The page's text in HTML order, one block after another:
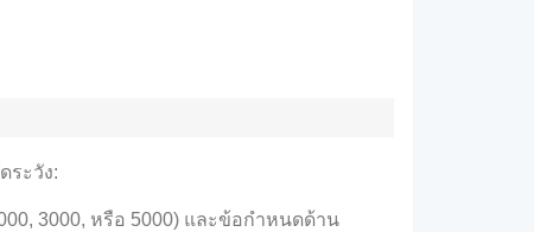
ระวัง:
3000, หรือ 5000) และข้อกำหนดด้าน